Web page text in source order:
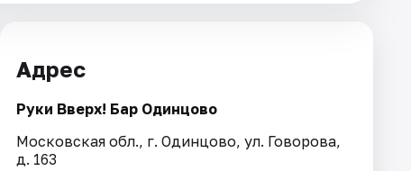
Адрес
Руки Вверх! Бар Одинцово
Московская обл., г. Одинцово, ул. Говорова,
д. 163